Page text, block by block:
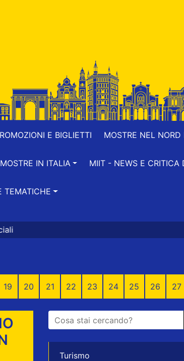
E BIGLIETTI MOSTRE NEL NORD
IN ITALIA MIIT - NEWS E CRITICA
TEMATICHE
19 20 21 22 23 24 25 26 27
Turismo